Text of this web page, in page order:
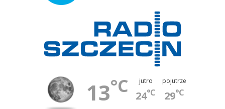
13°C jutro
24°C
pojutrze
29°C